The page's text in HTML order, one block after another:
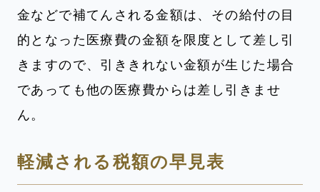
金などで補てんされる金額は、その給付の目
的となった医療費の金額を限度として差し引
きますので、引ききれない金額が生じた場合
であっても他の医療費からは差し引きませ
ん。
軽減される税額の早見表